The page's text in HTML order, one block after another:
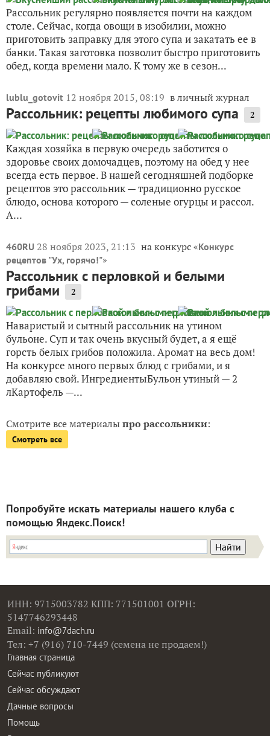
Рассольник регулярно появляется почти на каждом
столе. Сейчас, когда овощи в изобилии, можно
приготовить заправку для этого супа и закатать ее в
банки. Такая заготовка позволит быстро приготовить
обед, когда времени мало. К тому же в сезон...
lublu_gotovit 12 ноября 2015, 08:19 в личный журнал
Рассольник: рецепты любимого супа 2
Каждая хозяйка в первую очередь заботится о
здоровье своих домочадцев, поэтому на обед у нее
всегда есть первое. В нашей сегодняшней подборке
рецептов это рассольник — традиционно русское
блюдо, основа которого — соленые огурцы и рассол.
А...
460RU 28 ноября 2023, 21:13 на конкурс «Конкурс
рецептов "Ух, горячо!"»
Рассольник с перловкой и белыми
грибами 2
Наваристый и сытный рассольник на утином
бульоне. Суп и так очень вкусный будет, а я ещё
горсть белых грибов положила. Аромат на весь дом!
На конкурсе много первых блюд с грибами, и я
добавляю свой. ИнгредиентыБульон утиный — 2
лКартофель —...
Смотрите все материалыпро рассольники:
Смотреть все
Попробуйте искать материалы нашего клуба с
помощью Яндекс.Поиск!
ИНН: 9715003782 КПП: 771501001 ОГРН:
5147746293448
Email: info@7dach.ru
Тел: +7 (916) 710-7449 (семена не продаем!)
Главная страница
Сейчас публикуют
Сейчас обсуждают
Дачные вопросы
Помощь